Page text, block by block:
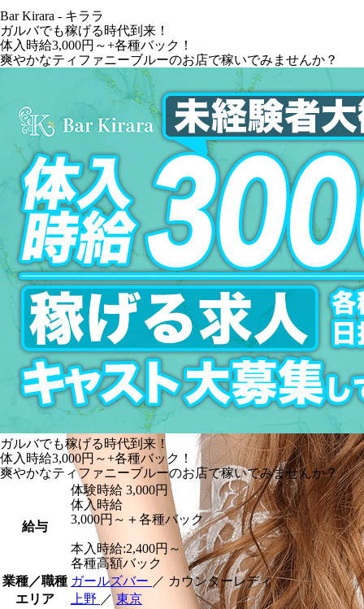
Bar Kirara - キララ
ガルバでも稼げる時代到来！
体入時給3,000円～+各種バック！
爽やかなティファニーブルーのお店で稼いでみませんか？
ガルバでも稼げる時代到来！
体入時給3,000円～+各種バック！
爽やかなティファニーブルーのお店で稼いでみませんか？
給与
体験時給 3,000円
体入時給
3,000円～＋各種バック
本入時給:2,400円～
各種高額バック
業種／職種 ガールズバー ／ カウンターレディ
エリア
上野 ／東京